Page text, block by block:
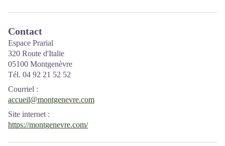
Contact
Espace Prarial
320 Route d'Italie
05100 Montgenèvre
Tél. 04 92 21 52 52
Courriel :
accueil@montgenevre.com
Site internet :
https://montgenevre.com/